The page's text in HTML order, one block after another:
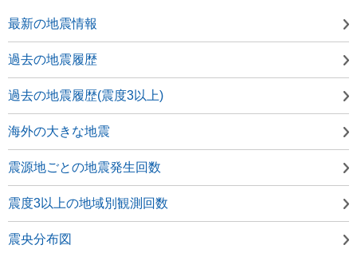
最新の地震情報
過去の地震履歴
過去の地震履歴(震度3以上)
海外の大きな地震
震源地ごとの地震発生回数
震度3以上の地域別観測回数
震央分布図